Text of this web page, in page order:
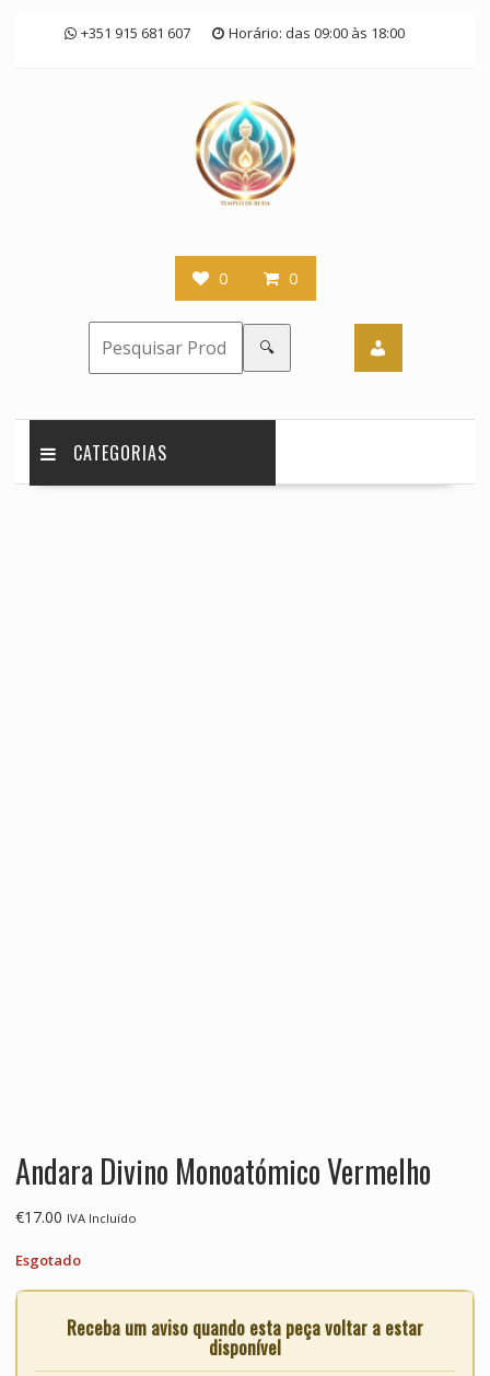
+351 915 681 607 Horário: das 09:00 às 18:00
0 0
🔍
CATEGORIAS
Andara Divino Monoatómico Vermelho
€17.00 IVA Incluído
Esgotado
Receba um aviso quando esta peça voltar a estar
disponível